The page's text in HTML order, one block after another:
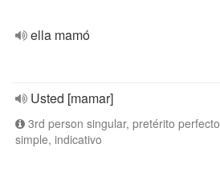
ella mamó
Usted [mamar]
3rd person singular, pretérito perfecto
simple, indicativo